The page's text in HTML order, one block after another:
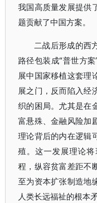
我国高质量发展提供
题贡献了中国方案。
二战后形成的西
路径包装成“普世方
展中国家移植这套理
展之门，反而陷入经
织的困局。尤其是在
富悬殊、金融风险加
理论背后的内在逻辑
殖。这一发展理论
程，纵容贫富差距不
至为资本扩张制造地
人类长远福祉的根本矛